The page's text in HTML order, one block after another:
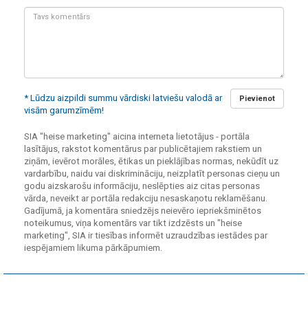
Tavs
Pievienot
* Lūdzu aizpildi summu vārdiski latviešu valodā ar
visām garumzīmēm!
SIA "heise marketing" aicina interneta lietotājus - portāla
lasītājus, rakstot komentārus par publicētajiem rakstiem un
ziņām, ievērot morāles, ētikas un pieklājības normas, nekūdīt uz
vardarbību, naidu vai diskrimināciju, neizplatīt personas cieņu un
godu aizskarošu informāciju, neslēpties aiz citas personas
vārda, neveikt ar portāla redakciju nesaskaņotu reklamēšanu.
Gadījumā, ja komentāra sniedzējs neievēro iepriekšminētos
noteikumus, viņa komentārs var tikt izdzēsts un "heise
marketing", SIA ir tiesības informēt uzraudzības iestādes par
iespējamiem likuma pārkāpumiem.